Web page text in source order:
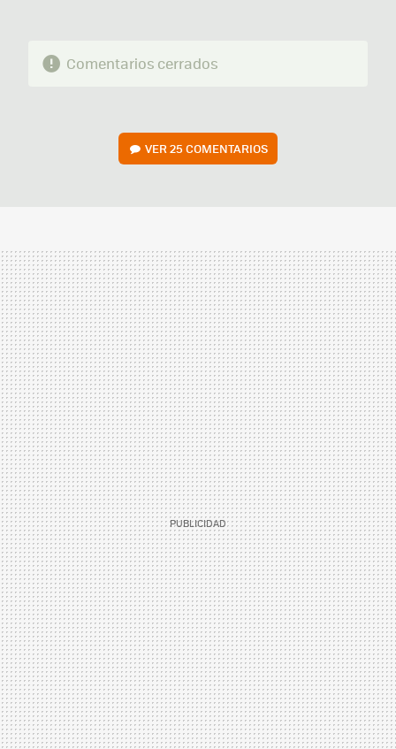
Comentarios cerrados
VER25 COMENTARIOS